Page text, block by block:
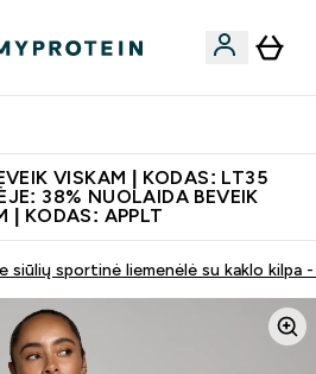
VISKAM | KODAS: LT35
38% NUOLAIDA BEVEIK
| KODAS: APPLT
siūlių sportinė liemenėlė su kaklo kilpa